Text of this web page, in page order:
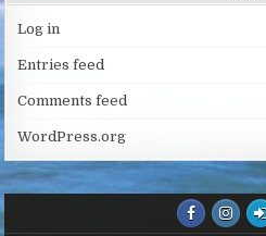
Log in
Entries feed
Comments feed
WordPress.org